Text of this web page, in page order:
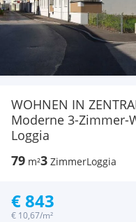
WOHNEN IN
Moderne 3-Zimmer-
Loggia
79 m²3 ZimmerLoggia
€ 843
€ 10,67/m²